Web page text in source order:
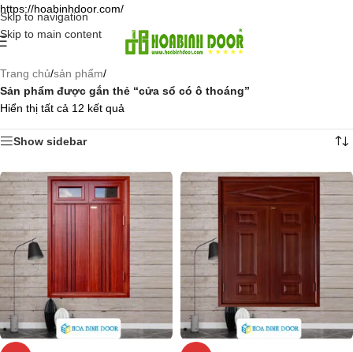
https://hoabinhdoor.com/
Skip to navigation
Skip to main content
Trang chủ/sản phẩm/
Sản phẩm được gắn thẻ “cửa sổ có ô thoáng”
Hiển thị tất cả 12 kết quả
Show sidebar